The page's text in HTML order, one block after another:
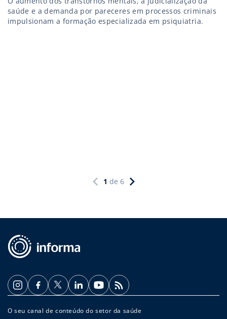
saúde e a demanda por pareceres em processos criminais
impulsionam a formação especializada em psiquiatria.
1 de 6
O seu canal de conteúdo do setor da saúde